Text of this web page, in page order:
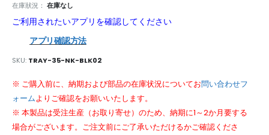
在庫狀況： 在庫なし
ご利用されたいアプリを確認してください
アプリ確認方法
SKU TRAY-35-NK-BLK02
※ ご購入前に、納期および部品の在庫状況についてお問い合わせフ
ォームよりご確認をお願いいたします。
※ 本製品は受注生産（お取り寄せ）のため、納期に1～2か月要する
場合がございます。ご注文前にご了承いただけるかご確認くださ